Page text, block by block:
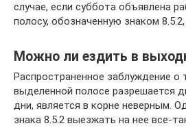
случае, если суббота объявлена
полосу, обозначенную знаком
Можно ли ездить в
Распространенное заблуждение о
выделенной полосе разрешается
дни, является в корне неверным.
знака 8.5.2 выезжать на нее все-